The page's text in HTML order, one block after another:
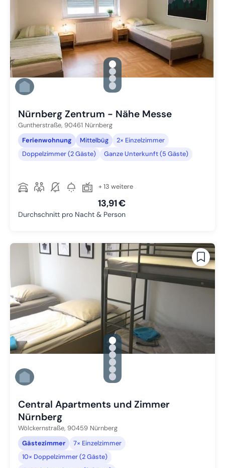
gallery.slide_selector
Zu Slide 1 wechseln
Zu Slide 2 wechseln
Zu Slide 3 wechseln
Zu Slide 4 wechseln
Nürnberg Zentrum - Nähe Messe
Guntherstraße, 90461 Nürnberg
Ferienwohnung
Mittelbüg
2× Einzelzimmer
Doppelzimmer (2 Gäste)
Ganze Unterkunft (5 Gäste)
+ 13 weitere
13,91 €
Durchschnitt pro Nacht & Person
gallery.slide_selector
Zu Slide 1 wechseln
Zu Slide 2 wechseln
Zu Slide 3 wechseln
Zu Slide 4 wechseln
Zu Slide 5 wechseln
Zu Slide 6 wechseln
Central Apartments und Zimmer
Nürnberg
Wölckernstraße, 90459 Nürnberg
Gästezimmer
7× Einzelzimmer
10× Doppelzimmer (2 Gäste)